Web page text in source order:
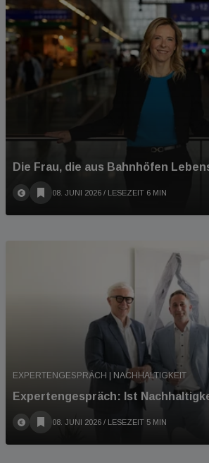
Die Frau, die aus Bahnhöfen
08. JUNI 2026 / LESEZEIT 6 MIN
EXPERTENGESPRÄCH | NACHHALTIGKEIT
Expertengespräch: Ist
08. JUNI 2026 / LESEZEIT 5 MIN